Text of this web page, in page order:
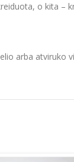
o kita –
arba atviruko